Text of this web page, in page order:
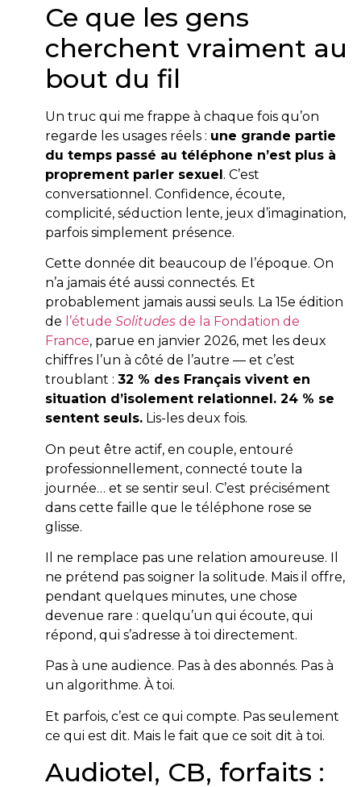
Ce que les gens
cherchent vraiment au
bout du fil
Un truc qui me frappe à chaque fois qu’on
regarde les usages réels : une grande partie
du temps passé au téléphone n’est plus à
proprement parler sexuel. C’est
conversationnel. Confidence, écoute,
complicité, séduction lente, jeux d’imagination,
parfois simplement présence.
Cette donnée dit beaucoup de l’époque. On
n’a jamais été aussi connectés. Et
probablement jamais aussi seuls. La 15e édition
de l’étude Solitudes de la Fondation de
France, parue en janvier 2026, met les deux
chiffres l’un à côté de l’autre — et c’est
troublant : 32 % des Français vivent en
situation d’isolement relationnel. 24 % se
sentent seuls. Lis-les deux fois.
On peut être actif, en couple, entouré
professionnellement, connecté toute la
journée… et se sentir seul. C’est précisément
dans cette faille que le téléphone rose se
glisse.
Il ne remplace pas une relation amoureuse. Il
ne prétend pas soigner la solitude. Mais il offre,
pendant quelques minutes, une chose
devenue rare : quelqu’un qui écoute, qui
répond, qui s’adresse à toi directement.
Pas à une audience. Pas à des abonnés. Pas à
un algorithme. À toi.
Et parfois, c’est ce qui compte. Pas seulement
ce qui est dit. Mais le fait que ce soit dit à toi.
Audiotel, CB, forfaits :